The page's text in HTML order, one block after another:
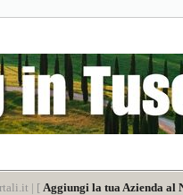
| [ Aggiungi la tua Azienda al